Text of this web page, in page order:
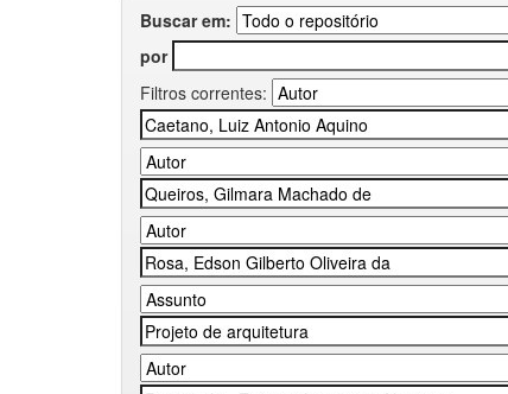
Buscar em:
por
Filtros correntes: